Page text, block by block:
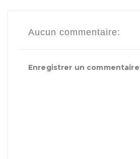
Aucun commentaire:
Enregistrer un commentaire